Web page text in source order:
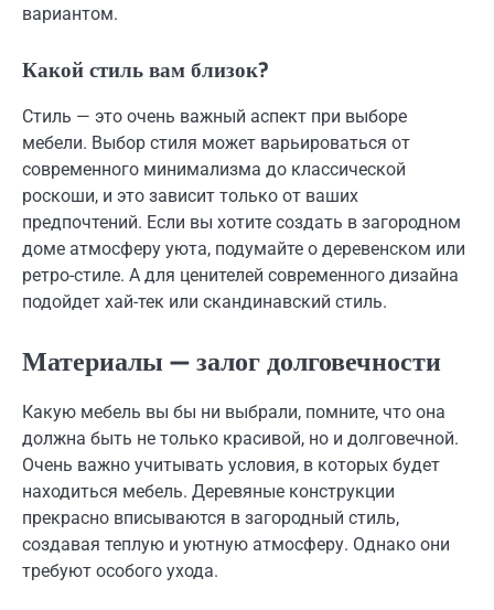
вариантом.
Какой стиль вам близок?
Стиль — это очень важный аспект при выборе
мебели. Выбор стиля может варьироваться от
современного минимализма до классической
роскоши, и это зависит только от ваших
предпочтений. Если вы хотите создать в загородном
доме атмосферу уюта, подумайте о деревенском или
ретро-стиле. А для ценителей современного дизайна
подойдет хай-тек или скандинавский стиль.
Материалы — залог долговечности
Какую мебель вы бы ни выбрали, помните, что она
должна быть не только красивой, но и долговечной.
Очень важно учитывать условия, в которых будет
находиться мебель. Деревяные конструкции
прекрасно вписываются в загородный стиль,
создавая теплую и уютную атмосферу. Однако они
требуют особого ухода.